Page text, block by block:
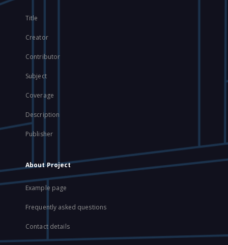
Title
Creator
Contributor
Subject
Coverage
Description
Publisher
About Project
Example page
Frequently asked questions
Contact details